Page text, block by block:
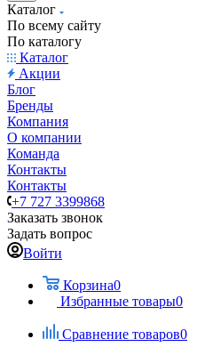
Каталог
По всему сайту
По каталогу
Каталог
Акции
Блог
Бренды
Компания
О компании
Команда
Контакты
Контакты
+7 727 3399868
Заказать звонок
Задать вопрос
Войти
Корзина0
Избранные товары0
Сравнение товаров0